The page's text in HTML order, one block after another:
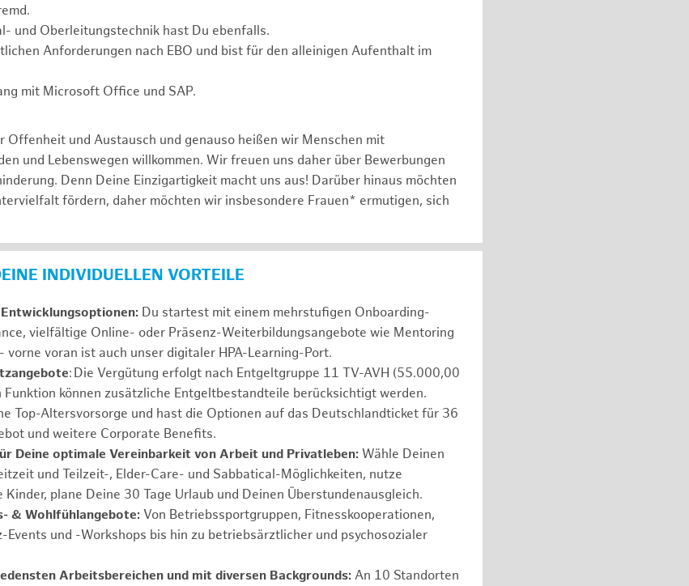
und Oberleitungstechnik hast Du ebenfalls.
Anforderungen nach EBO und bist für den alleinigen Aufenthalt im
mit Microsoft Office und SAP.
Offenheit und Austausch und genauso heißen wir Menschen mit
und Lebenswegen willkommen. Wir freuen uns daher über Bewerbungen
Denn Deine Einzigartigkeit macht uns aus! Darüber hinaus möchten
fördern, daher möchten wir insbesondere Frauen* ermutigen, sich
INDIVIDUELLEN VORTEILE
Du startest mit einem mehrstufigen Onboarding-
vielfältige Online- oder Präsenz-Weiterbildungsangebote wie Mentoring
vorne voran ist auch unser digitaler HPA-Learning-Port.
: Die Vergütung erfolgt nach Entgeltgruppe 11 TV-AVH (55.000,00
können zusätzliche Entgeltbestandteile berücksichtigt werden.
Top-Altersvorsorge und hast die Optionen auf das Deutschlandticket für 36
und weitere Corporate Benefits.
Deine optimale Vereinbarkeit von Arbeit und Privatleben: Wähle Deinen
und Teilzeit-, Elder-Care- und Sabbatical-Möglichkeiten, nutze
plane Deine 30 Tage Urlaub und Deinen Überstundenausgleich.
& Wohlfühlangebote: Von Betriebssportgruppen, Fitnesskooperationen,
Events und -Workshops bis hin zu betriebsärztlicher und psychosozialer
Arbeitsbereichen und mit diversen Backgrounds: An 10 Standorten